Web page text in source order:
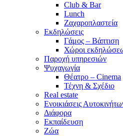
Club & Bar
Lunch
Ζαχαροπλαστεία
Εκδηλώσεις
Γάμος – Βάπτιση
Χώροι
Παροχή υπηρεσιών
Ψυχαγωγία
Θέατρο – Cinema
Τέχνη & Σχέδιο
Real estate
Ενοικιάσεις
Διάφορα
Εκπαίδευση
Ζώα